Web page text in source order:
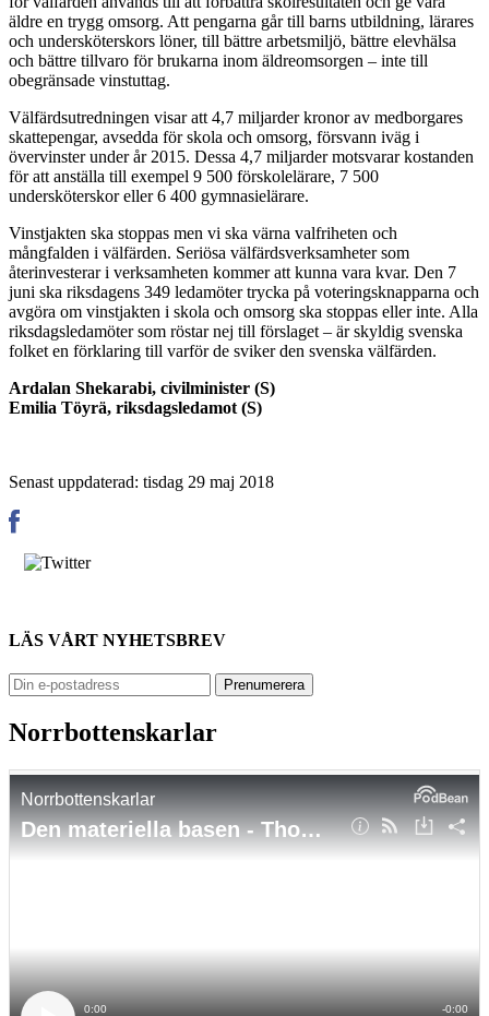
äldre en trygg omsorg. Att pengarna går till barns utbildning, lärares
och undersköterskors löner, till bättre arbetsmiljö, bättre elevhälsa
och bättre tillvaro för brukarna inom äldreomsorgen – inte till
obegränsade vinstuttag.
Välfärdsutredningen visar att 4,7 miljarder kronor av medborgares
skattepengar, avsedda för skola och omsorg, försvann iväg i
övervinster under år 2015. Dessa 4,7 miljarder motsvarar kostanden
för att anställa till exempel 9 500 förskolelärare, 7 500
undersköterskor eller 6 400 gymnasielärare.
Vinstjakten ska stoppas men vi ska värna valfriheten och
mångfalden i välfärden. Seriösa välfärdsverksamheter som
återinvesterar i verksamheten kommer att kunna vara kvar. Den 7
juni ska riksdagens 349 ledamöter trycka på voteringsknapparna och
avgöra om vinstjakten i skola och omsorg ska stoppas eller inte. Alla
riksdagsledamöter som röstar nej till förslaget – är skyldig svenska
folket en förklaring till varför de sviker den svenska välfärden.
Ardalan Shekarabi, civilminister (S)
Emilia Töyrä, riksdagsledamot (S)
Senast uppdaterad: tisdag 29 maj 2018
LÄS VÅRT NYHETSBREV
Norrbottenskarlar